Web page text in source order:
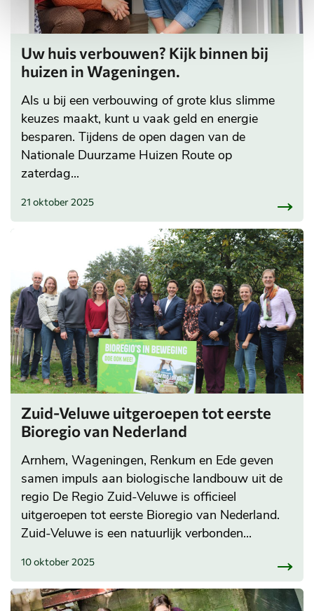
Uw huis verbouwen? Kijk binnen bij
huizen in Wageningen.
Als u bij een verbouwing of grote klus slimme
keuzes maakt, kunt u vaak geld en energie
besparen. Tijdens de open dagen van de
Nationale Duurzame Huizen Route op
zaterdag...
21 oktober 2025
Zuid-Veluwe uitgeroepen tot eerste
Bioregio van Nederland
Arnhem, Wageningen, Renkum en Ede geven
samen impuls aan biologische landbouw uit de
regio De Regio Zuid-Veluwe is officieel
uitgeroepen tot eerste Bioregio van Nederland.
Zuid-Veluwe is een natuurlijk verbonden...
10 oktober 2025